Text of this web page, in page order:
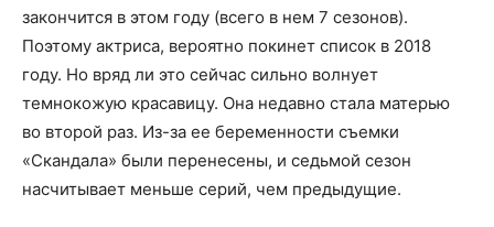
закончится в этом году (всего в нем 7 сезонов).
Поэтому актриса, вероятно покинет список в 2018
году. Но вряд ли это сейчас сильно волнует
темнокожую красавицу. Она недавно стала матерью
во второй раз. Из-за ее беременности съемки
«Скандала» были перенесены, и седьмой сезон
насчитывает меньше серий, чем предыдущие.